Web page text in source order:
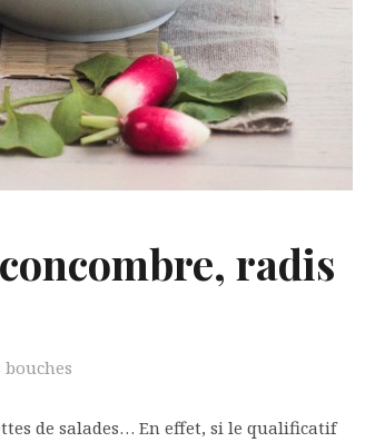
radis
de salades… En effet, si le qualificatif